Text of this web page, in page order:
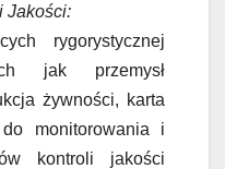
Jakości:
rygorystycznej
jak przemysł
żywności, karta
monitorowania i
kontroli jakości